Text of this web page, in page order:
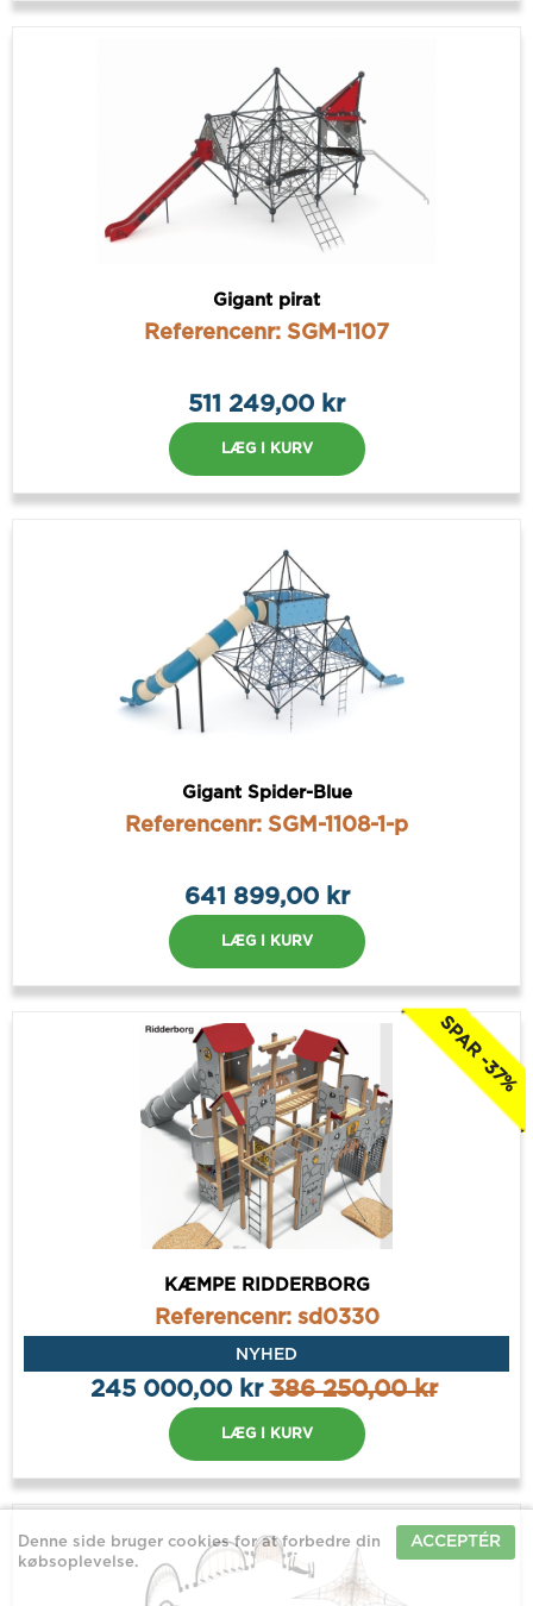
Gigant pirat
Referencenr: SGM-1107
511 249,00 kr
LÆG I KURV
Gigant Spider-Blue
Referencenr: SGM-1108-1-p
641 899,00 kr
LÆG I KURV
SPAR -37%
KÆMPE RIDDERBORG
Referencenr: sd0330
NYHED
245 000,00 kr386 250,00 kr
LÆG I KURV
ACCEPTÉR
Denne side bruger cookies for at forbedre din
købsoplevelse.